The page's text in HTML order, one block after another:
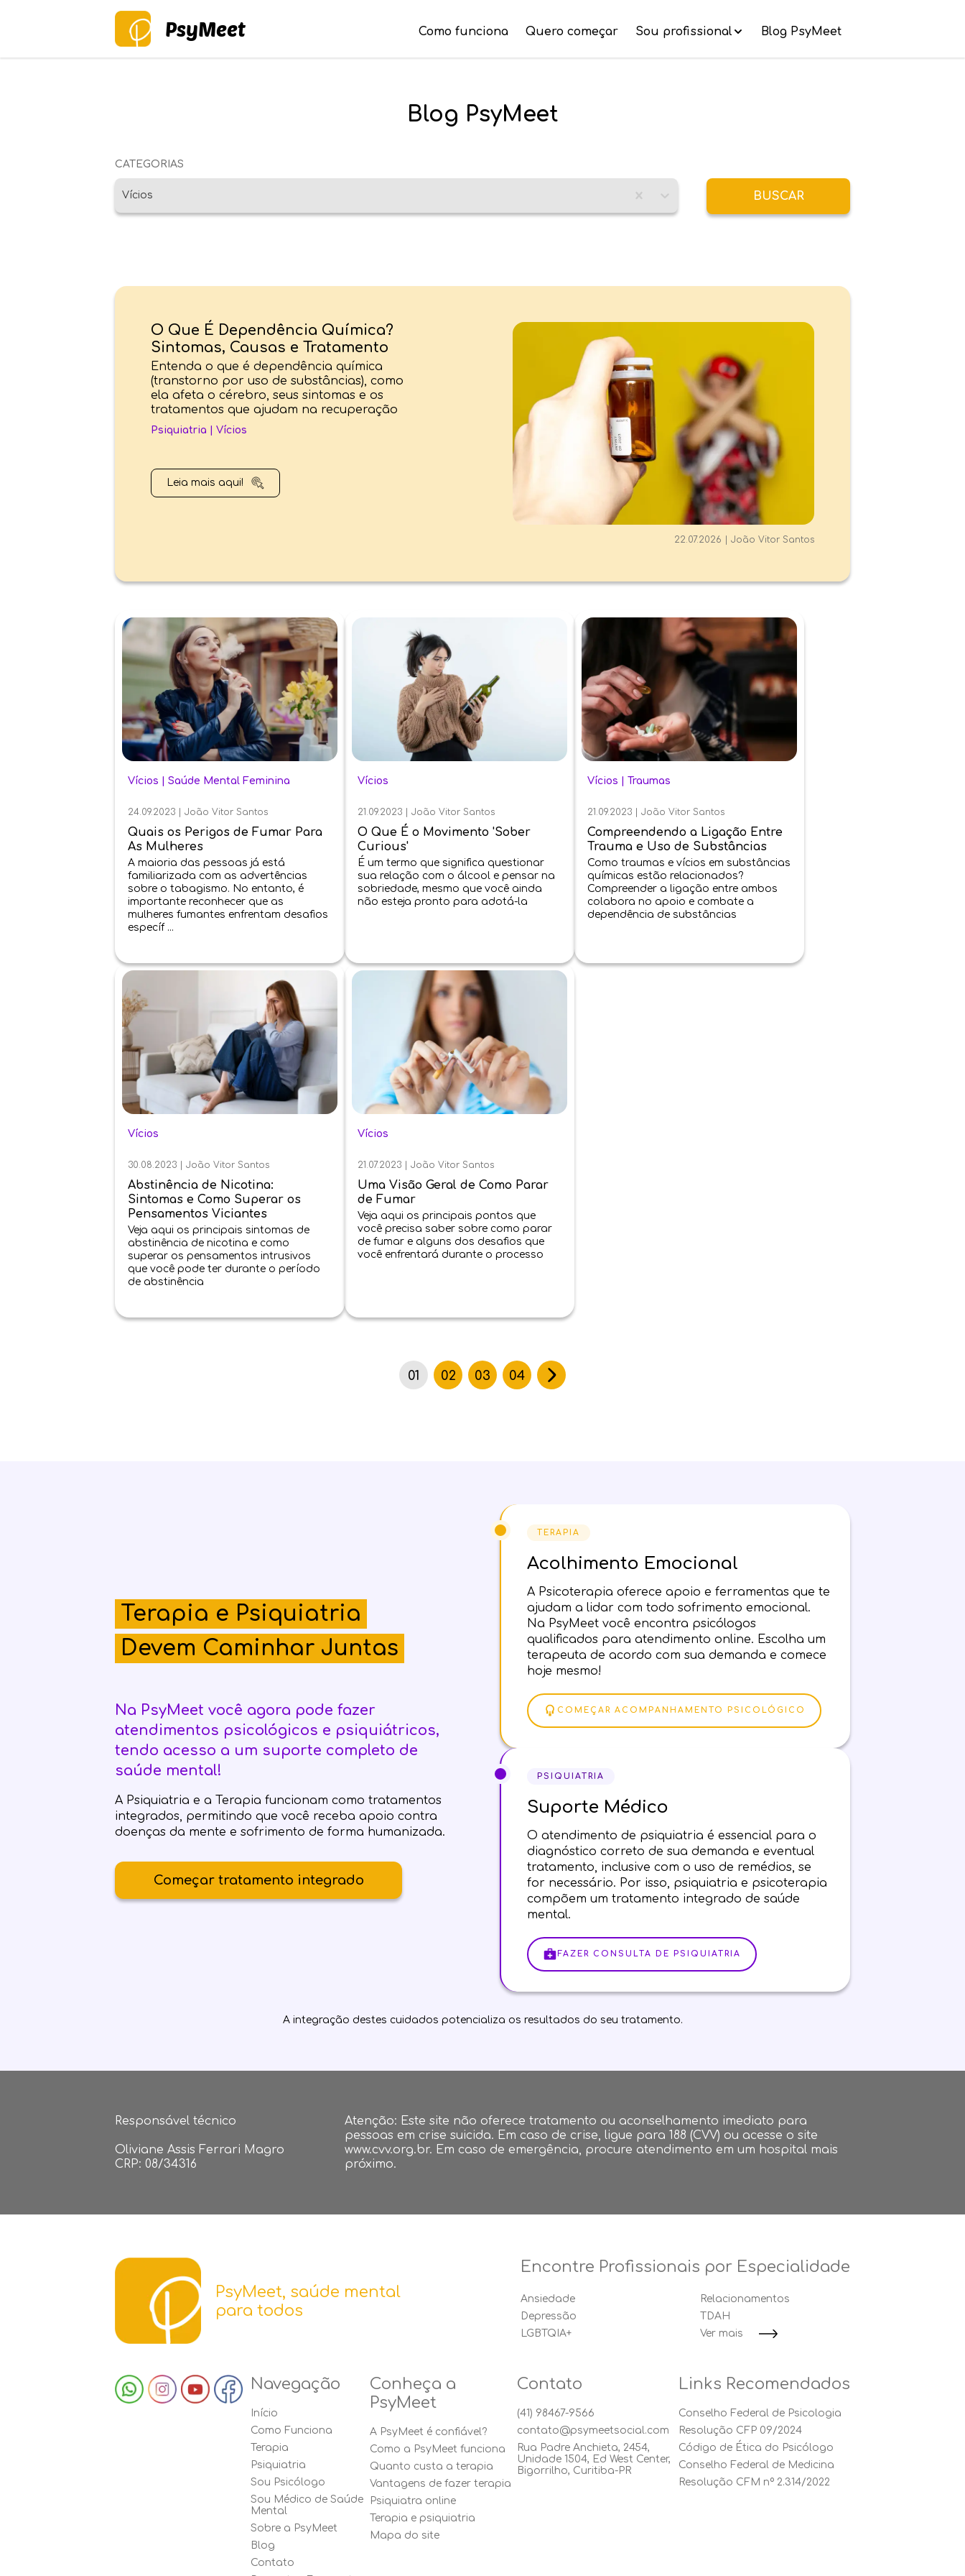
PsyMeet Como funciona Quero começar Sou profissional Blog PsyMeet
Blog PsyMeet
CATEGORIAS
Vícios BUSCAR
O Que É Dependência Química?
Sintomas, Causas e Tratamento
Entenda o que é dependência química
(transtorno por uso de substâncias), como
ela afeta o cérebro, seus sintomas e os
tratamentos que ajudam na recuperação
Psiquiatria Vícios
Leia mais aqui!
22.07.2026 João Vitor Santos
Vícios Saúde Mental Feminina
24.09.2023 João Vitor Santos
Quais os Perigos de Fumar Para
As Mulheres
A maioria das pessoas já está
familiarizada com as advertências
sobre o tabagismo. No entanto, é
importante reconhecer que as
mulheres fumantes enfrentam desafios
específ ...
Vícios
21.09.2023 João Vitor Santos
O Que É o Movimento 'Sober
Curious'
É um termo que significa questionar
sua relação com o álcool e pensar na
sobriedade, mesmo que você ainda
não esteja pronto para adotá-la
Vícios Traumas
21.09.2023 João Vitor Santos
Compreendendo a Ligação Entre
Trauma e Uso de Substâncias
Como traumas e vícios em substâncias
químicas estão relacionados?
Compreender a ligação entre ambos
colabora no apoio e combate a
dependência de substâncias
Vícios
30.08.2023 João Vitor Santos
Abstinência de Nicotina:
Sintomas e Como Superar os
Pensamentos Viciantes
Veja aqui os principais sintomas de
abstinência de nicotina e como
superar os pensamentos intrusivos
que você pode ter durante o período
de abstinência
Vícios
21.07.2023 João Vitor Santos
Uma Visão Geral de Como Parar
de Fumar
Veja aqui os principais pontos que
você precisa saber sobre como parar
de fumar e alguns dos desafios que
você enfrentará durante o processo
01 02 03 04
Terapia e Psiquiatria
Devem Caminhar Juntas
Na PsyMeet você agora pode fazer
atendimentos psicológicos e psiquiátricos,
tendo acesso a um suporte completo de
saúde mental!
A Psiquiatria e a Terapia funcionam como tratamentos
integrados, permitindo que você receba apoio contra
doenças da mente e sofrimento de forma humanizada.
TERAPIA
Acolhimento Emocional
A Psicoterapia oferece apoio e ferramentas que te
ajudam a lidar com todo sofrimento emocional.
Na PsyMeet você encontra psicólogos
qualificados para atendimento online. Escolha um
terapeuta de acordo com sua demanda e comece
hoje mesmo!
COMEÇAR ACOMPANHAMENTO PSICOLÓGICO
PSIQUIATRIA
Suporte Médico
O atendimento de psiquiatria é essencial para o
diagnóstico correto de sua demanda e eventual
tratamento, inclusive com o uso de remédios, se
for necessário. Por isso, psiquiatria e psicoterapia
compõem um tratamento integrado de saúde
mental.
FAZER CONSULTA DE PSIQUIATRIA
Começar tratamento integrado
A integração destes cuidados potencializa os resultados do seu tratamento.
Responsável técnico
Oliviane Assis Ferrari Magro
CRP: 08/34316
Atenção: Este site não oferece tratamento ou aconselhamento imediato para
pessoas em crise suicida. Em caso de crise, ligue para 188 (CVV) ou acesse o site
www.cvv.org.br. Em caso de emergência, procure atendimento em um hospital mais
próximo.
PsyMeet, saúde mental
para todos
Encontre Profissionais por Especialidade
Ansiedade
Depressão
LGBTQIA+
Relacionamentos
TDAH
Ver mais
Navegação
Início
Como Funciona
Terapia
Psiquiatria
Sou Psicólogo
Sou Médico de Saúde
Mental
Sobre a PsyMeet
Blog
Contato
Conheça a
PsyMeet
A PsyMeet é confiável?
Como a PsyMeet funciona
Quanto custa a terapia
Vantagens de fazer terapia
Psiquiatra online
Terapia e psiquiatria
Mapa do site
Contato
(41) 98467-9566
contato@psymeetsocial.com
Rua Padre Anchieta, 2454,
Unidade 1504, Ed West Center,
Bigorrilho, Curitiba-PR
Links Recomendados
Conselho Federal de Psicologia
Resolução CFP 09/2024
Código de Ética do Psicólogo
Conselho Federal de Medicina
Resolução CFM nº 2.314/2022